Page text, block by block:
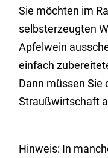
Sie möchten im
selbsterzeugten
Apfelwein
einfach
Dann müssen Sie
Straußwirtschaft
Hinweis: In